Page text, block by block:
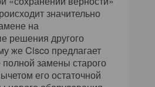
значительно
на
решения другого
же Cisco предлагает
замены старого
его остаточной